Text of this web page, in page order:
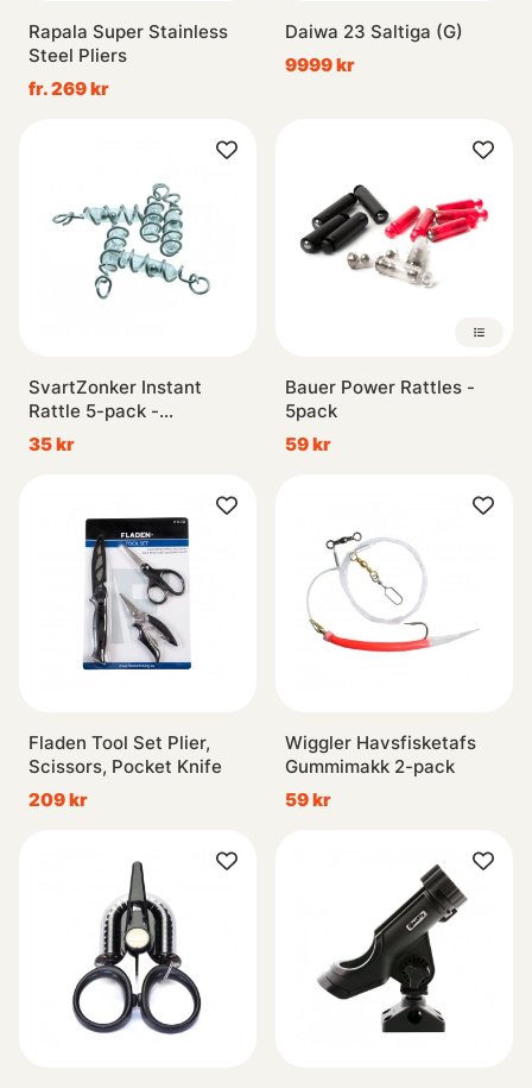
Rapala Super Stainless
Steel Pliers
fr. 269 kr
Daiwa 23 Saltiga (G)
9999 kr
SvartZonker Instant
Rattle 5-pack -
Transparent
35 kr
Bauer Power Rattles -
5pack
59 kr
Fladen Tool Set Plier,
Scissors, Pocket Knife
209 kr
Wiggler Havsfisketafs
Gummimakk 2-pack
59 kr